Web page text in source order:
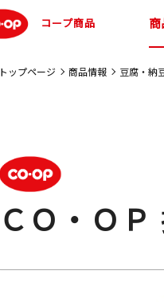
コープ商品
トップページ 商品情報 豆腐・納
ＣＯ・Ｏ